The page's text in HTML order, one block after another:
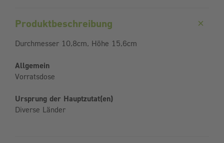
Produktbeschreibung
Durchmesser 10,8cm, Höhe 15,6cm
Allgemein
Vorratsdose
Ursprung der Hauptzutat(en)
Diverse Länder